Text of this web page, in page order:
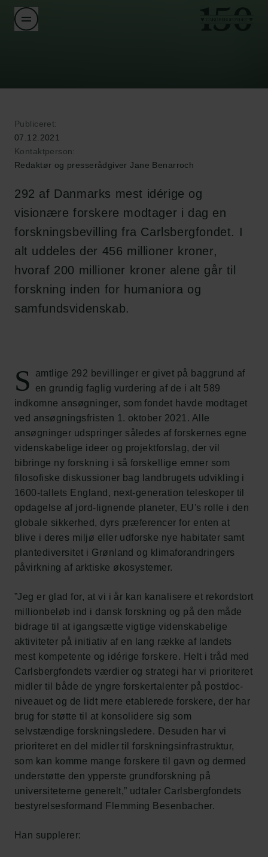
Publiceret:
07.12.2021
Kontaktperson:
Redaktør og presserådgiver Jane Benarroch
292 af Danmarks mest idérige og
visionære forskere modtager i dag en
forskningsbevilling fra Carlsbergfondet. I
alt uddeles der 456 millioner kroner,
hvoraf 200 millioner kroner alene går til
forskning inden for humaniora og
samfundsvidenskab.
S
amtlige 292 bevillinger er givet på baggrund af
en grundig faglig vurdering af de i alt 589
indkomne ansøgninger, som fondet havde modtaget
ved ansøgningsfristen 1. oktober 2021. Alle
ansøgninger udspringer således af forskernes egne
videnskabelige ideer og projektforslag, der vil
bibringe ny forskning i så forskellige emner som
filosofiske diskussioner bag landbrugets udvikling i
1600-tallets England, next-generation teleskoper til
opdagelse af jord-lignende planeter, EU's rolle i den
globale sikkerhed, dyrs præferencer for enten at
blive i deres miljø eller udforske nye habitater samt
plantediversitet i Grønland og klimaforandringers
påvirkning af arktiske økosystemer.
”Jeg er glad for, at vi i år kan kanalisere et rekordstort
millionbeløb ind i dansk forskning og på den måde
bidrage til at igangsætte vigtige videnskabelige
aktiviteter på initiativ af en lang række af landets
mest kompetente og idérige forskere. Helt i tråd med
Carlsbergfondets værdier og strategi har vi prioriteret
midler til både de yngre forskertalenter på postdoc-
niveauet og de lidt mere etablerede forskere, der har
brug for støtte til at konsolidere sig som
selvstændige forskningsledere. Desuden har vi
prioriteret en del midler til forskningsinfrastruktur,
som kan komme mange forskere til gavn og dermed
understøtte den ypperste grundforskning på
universiteterne generelt,” udtaler Carlsbergfondets
bestyrelsesformand Flemming Besenbacher.
Han supplerer: